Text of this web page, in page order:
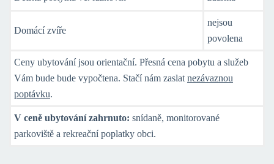
Domácí zvíře
nejsou
povolena
Ceny ubytování jsou orientační. Přesná cena pobytu a služeb
Vám bude bude vypočtena. Stačí nám zaslat nezávaznou
poptávku.
V ceně ubytování zahrnuto: snídaně, monitorované
parkoviště a rekreační poplatky obci.